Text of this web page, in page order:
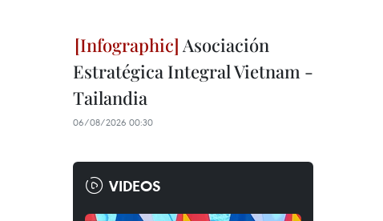
Asociación
Estratégica Integral Vietnam -
Tailandia
06/08/2026 00:30
VIDEOS